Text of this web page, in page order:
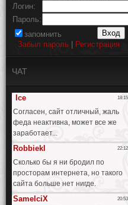
Логин:
Пароль:
запомнить
Забыл пароль
Регистрация
ЧАТ